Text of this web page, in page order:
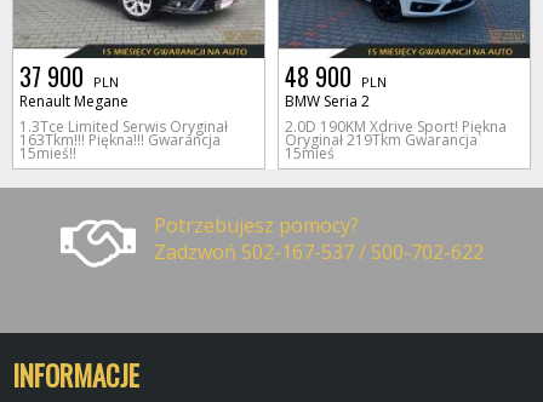
37 900 PLN
Renault Megane
1.3Tce Limited Serwis Oryginał
163Tkm!!! Piękna!!! Gwarancja
15mieś!!
48 900 PLN
BMW Seria 2
2.0D 190KM Xdrive Sport! Piękna
Oryginał 219Tkm Gwarancja
15mieś
Potrzebujesz pomocy?
Zadzwoń 502-167-537 / 500-702-622
INFORMACJE